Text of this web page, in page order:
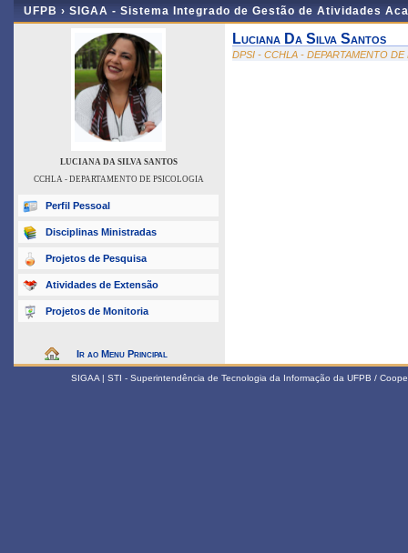
UFPB › SIGAA - Sistema Integrado de Gestão de Atividades
LUCIANA DA SILVA SANTOS
CCHLA - DEPARTAMENTO DE PSICOLOGIA
Perfil Pessoal
Disciplinas Ministradas
Projetos de Pesquisa
Atividades de Extensão
Projetos de Monitoria
Ir ao Menu Principal
Luciana Da Silva Santos
DPSI - CCHLA - DEPARTAMENTO
SIGAA | STI - Superintendência de Tecnologia da Informação da UFPB /